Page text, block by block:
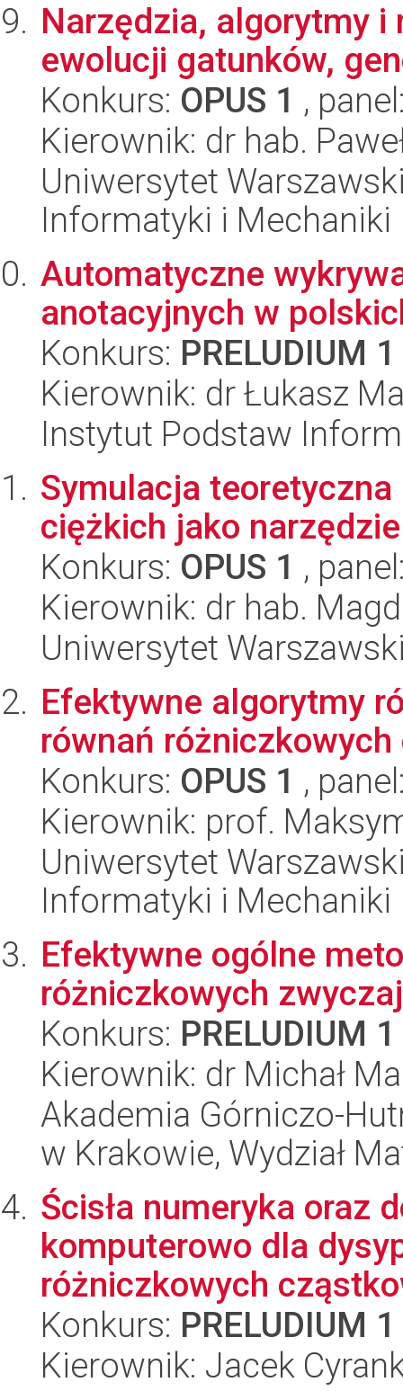
Narzędzia, algorytmy
ewolucji gatunków,
Konkurs: OPUS 1 ,
Kierownik: dr hab.
Uniwersytet
Informatyki i Mechaniki
Automatyczne
anotacyjnych w
Konkurs: PRELUDIUM 1
Kierownik: dr Łukasz
Instytut Podstaw
Symulacja
ciężkich jako
Konkurs: OPUS 1 ,
Kierownik: dr hab.
Uniwersytet
Efektywne algorytmy
równań
Konkurs: OPUS 1 ,
Kierownik: prof.
Uniwersytet
Informatyki i Mechaniki
Efektywne ogólne
różniczkowych
Konkurs: PRELUDIUM 1
Kierownik: dr Michał
Akademia Górniczo-
w Krakowie, Wydział
Ścisła numeryka oraz
komputerowo dla
różniczkowych
Konkurs: PRELUDIUM 1
Kierownik: Jacek